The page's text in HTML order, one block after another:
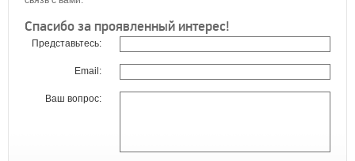
Спасибо за проявленный интерес!
Представьтесь:
Email:
Ваш вопрос: